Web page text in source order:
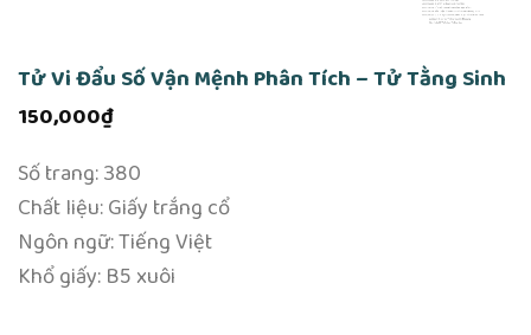
Tử Vi Đẩu Số Vận Mệnh Phân Tích – Tử Tằng Sinh
150,000₫
Số trang: 380
Chất liệu: Giấy trắng cổ
Ngôn ngữ: Tiếng Việt
Khổ giấy: B5 xuôi